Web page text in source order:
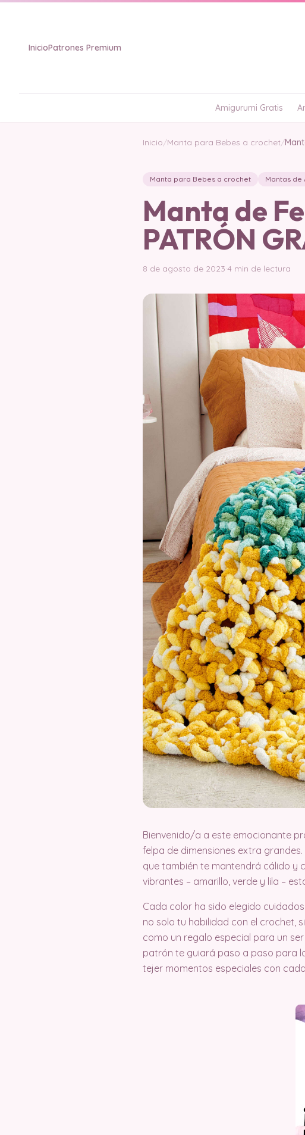
InicioPatrones Premium
Amigurumi Gratis
Inicio/Manta para Bebes a crochet/
Manta para Bebes a crochet Mantas de
Manta de
PATRÓN
8 de agosto de 2023·4 min de lectura
Bienvenido/a a este emocionante
felpa de dimensiones extra
que también te mantendrá cálido y
vibrantes – amarillo, verde y lila –
Cada color ha sido elegido
no solo tu habilidad con el crochet,
como un regalo especial para un
patrón te guiará paso a paso para
tejer momentos especiales con